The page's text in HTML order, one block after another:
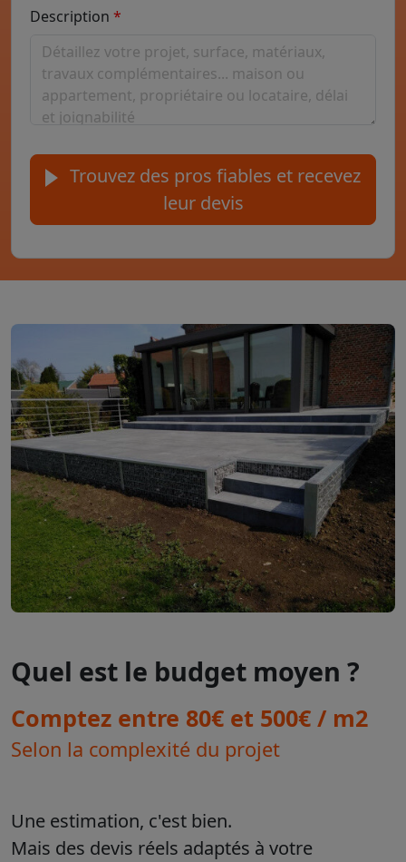
Description
Trouvez des pros fiables et recevez
leur devis
Quel est le budget moyen ?
Comptez entre 80€ et 500€ / m2
Selon la complexité du projet
Une estimation, c'est bien.
Mais des devis réels adaptés à votre